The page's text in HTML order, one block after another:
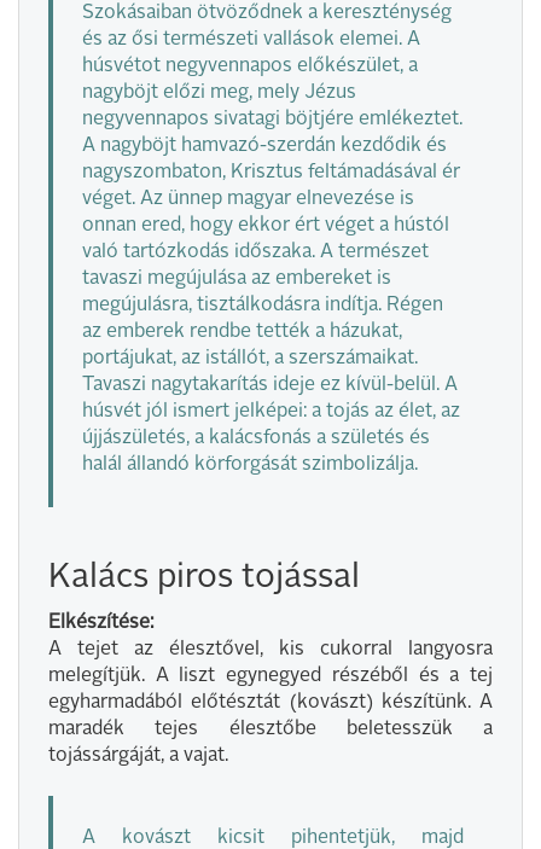
Szokásaiban ötvöződnek a kereszténység
és az ősi természeti vallások elemei. A
húsvétot negyvennapos előkészület, a
nagyböjt előzi meg, mely Jézus
negyvennapos sivatagi böjtjére emlékeztet.
A nagyböjt hamvazó-szerdán kezdődik és
nagyszombaton, Krisztus feltámadásával ér
véget. Az ünnep magyar elnevezése is
onnan ered, hogy ekkor ért véget a hústól
való tartózkodás időszaka. A természet
tavaszi megújulása az embereket is
megújulásra, tisztálkodásra indítja. Régen
az emberek rendbe tették a házukat,
portájukat, az istállót, a szerszámaikat.
Tavaszi nagytakarítás ideje ez kívül-belül. A
húsvét jól ismert jelképei: a tojás az élet, az
újjászületés, a kalácsfonás a születés és
halál állandó körforgását szimbolizálja.
Kalács piros tojással
Elkészítése:
A tejet az élesztővel, kis cukorral langyosra
melegítjük. A liszt egynegyed részéből és a tej
egyharmadából előtésztát (kovászt) készítünk. A
maradék tejes élesztőbe beletesszük a
tojássárgáját, a vajat.
A kovászt kicsit pihentetjük, majd